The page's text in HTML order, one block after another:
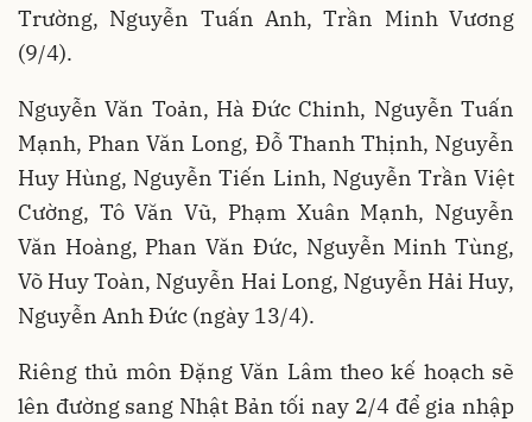
Trường, Nguyễn Tuấn Anh, Trần Minh Vương
(9/4).
Nguyễn Văn Toản, Hà Đức Chinh, Nguyễn Tuấn
Mạnh, Phan Văn Long, Đỗ Thanh Thịnh, Nguyễn
Huy Hùng, Nguyễn Tiến Linh, Nguyễn Trần Việt
Cường, Tô Văn Vũ, Phạm Xuân Mạnh, Nguyễn
Văn Hoàng, Phan Văn Đức, Nguyễn Minh Tùng,
Võ Huy Toàn, Nguyễn Hai Long, Nguyễn Hải Huy,
Nguyễn Anh Đức (ngày 13/4).
Riêng thủ môn Đặng Văn Lâm theo kế hoạch sẽ
lên đường sang Nhật Bản tối nay 2/4 để gia nhập